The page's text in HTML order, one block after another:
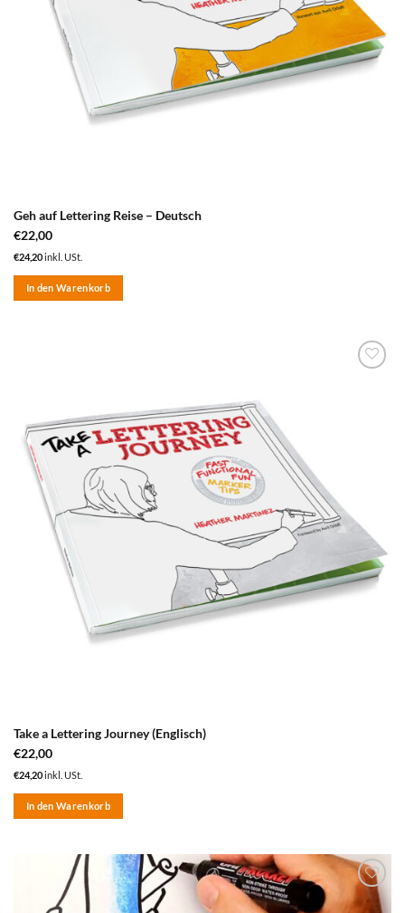
Geh auf Lettering Reise – Deutsch
€22,00
€24,20inkl. USt.
In den Warenkorb
Take a Lettering Journey (Englisch)
€22,00
€24,20inkl. USt.
In den Warenkorb
zum